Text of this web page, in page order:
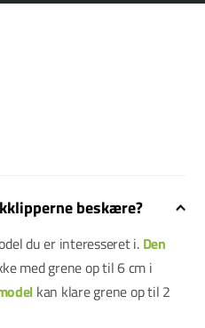
beskære?
du er interesseret i. Den
med grene op til 6 cm i
kan klare grene op til 2